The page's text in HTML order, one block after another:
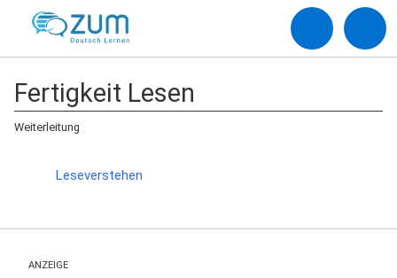
Fertigkeit Lesen
Weiterleitung
Leseverstehen
ANZEIGE